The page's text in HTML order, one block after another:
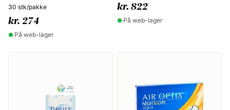
30 stk/pakke
kr. 274
På web-lager
kr. 822
På web-lager